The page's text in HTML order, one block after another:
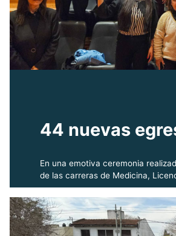
44 nuevas
En una emotiva ceremonia
de las carreras de Medicina,